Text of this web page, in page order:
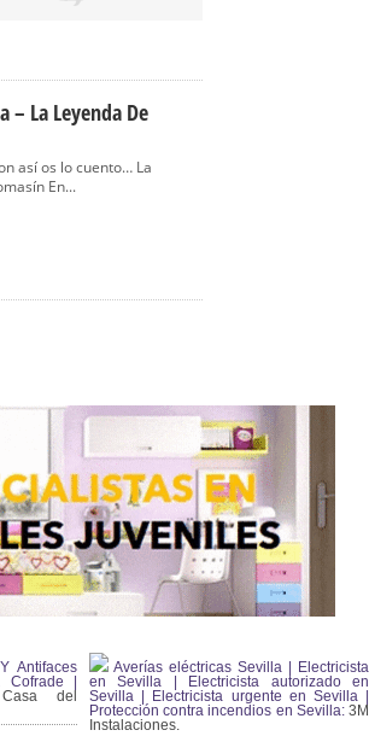
– La Leyenda De
así os lo cuento… La
En...
Antifaces
|
del
Averías eléctricas Sevilla | Electricista
en Sevilla | Electricista autorizado en
Sevilla | Electricista urgente en Sevilla |
Protección contra incendios en Sevilla:3M
Instalaciones.